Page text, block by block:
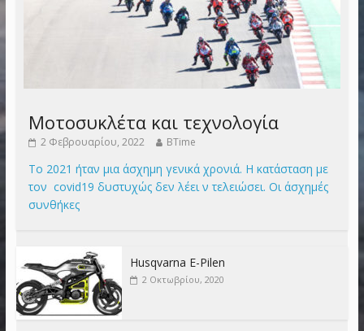
Μοτοσυκλέτα και τεχνολογία
2 Φεβρουαρίου, 2022 BTime
Το 2021 ήταν μια άσχημη γενικά χρονιά. Η κατάσταση με
τον covid19 δυστυχώς δεν λέει ν τελειώσει. Οι άσχημές
συνθήκες
Husqvarna E-Pilen
2 Οκτωβρίου, 2020